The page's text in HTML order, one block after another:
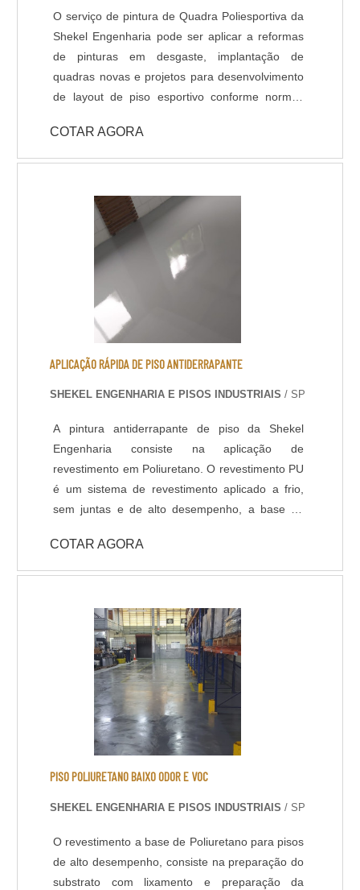
O serviço de pintura de Quadra Poliesportiva da
Shekel Engenharia pode ser aplicar a reformas
de pinturas em desgaste, implantação de
quadras novas e projetos para desenvolvimento
de layout de piso esportivo conforme normas
desempenho padrão para pisos esportivos é o
Poliuretano, também conhecido como tinta
variações térmicas, atritos e dilatações. Possui
grande variedade de cores e acabamentos,
podendo ser antiderrapante. DADOS
TÉCNICOS: - Resistência química a ácidos e
bases; - Cura rápida a partir de 8 horas; - Isento
de solventes; - Alta durabilidade e resistência
UV. - Alta resistência mecânica e a choque
térmico; - Resistência à abrasão; - Baixo odor e
baixo VOC; - Acabamento liso e antiderrapante; -
C; - Atende a norma LEED.
COTAR AGORA
APLICAÇÃO RÁPIDA DE PISO ANTIDERRAPANTE
SHEKEL ENGENHARIA E PISOS INDUSTRIAIS / SP
A pintura antiderrapante de piso da Shekel
Engenharia consiste na aplicação de
revestimento em Poliuretano. O revestimento PU
é um sistema de revestimento aplicado a frio,
sem juntas e de alto desempenho, a base de
ambientes que necessitem de elevada
resistência química, térmica e mecânica, com
Com pouco tempo para execução da obra, a
liberação da área é feita 6 horas após a
aplicação do revestimento. DADOS TÉCNICOS: -
Resistência química a ácidos e bases; - Cura
rápida a partir de 8 horas; - Isento de solventes;
- Alta durabilidade e resistência UV. - Alta
resistência mecânica e a choque térmico; -
Resistência à abrasão; - Baixo odor e baixo
VOC; - Acabamento liso e antiderrapante; -
C; - Atende a norma LEED.
COTAR AGORA
PISO POLIURETANO BAIXO ODOR E VOC
SHEKEL ENGENHARIA E PISOS INDUSTRIAIS / SP
O revestimento a base de Poliuretano para pisos
de alto desempenho, consiste na preparação do
substrato com lixamento e preparação da